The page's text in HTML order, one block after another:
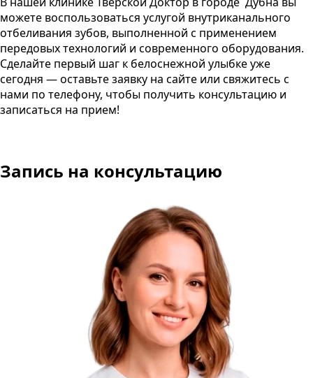
можете воспользоваться услугой внутриканального
отбеливания зубов, выполненной с применением
передовых технологий и современного оборудования.
Сделайте первый шаг к белоснежной улыбке уже
сегодня — оставьте заявку на сайте или свяжитесь с
нами по телефону, чтобы получить консультацию и
записаться на прием!
Запись на консультацию